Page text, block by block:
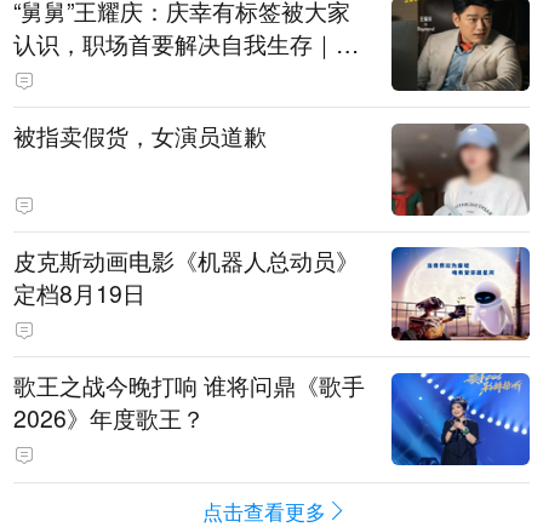
“舅舅”王耀庆：庆幸有标签被大家
认识，职场首要解决自我生存｜有
艺思
被指卖假货，女演员道歉
皮克斯动画电影《机器人总动员》
定档8月19日
歌王之战今晚打响 谁将问鼎《歌手
2026》年度歌王？
点击查看更多